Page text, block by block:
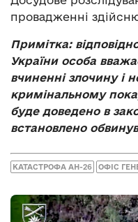
провадженні
Примітка:
України особа
вчиненні злочину і
кримінальному
буде доведено в
встановлено
КАТАСТРОФА АН-26 ОФІС